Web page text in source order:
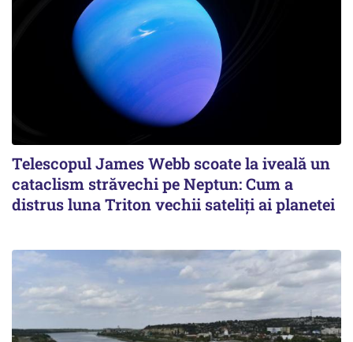
Telescopul James Webb scoate la iveală un
cataclism străvechi pe Neptun: Cum a
distrus luna Triton vechii sateliți ai planetei